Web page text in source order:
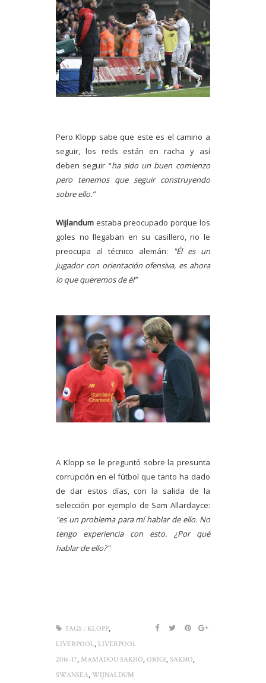
Pero Klopp sabe que este es el camino a
seguir, los reds están en racha y así
deben seguir “ha sido un buen comienzo
pero tenemos que seguir construyendo
sobre ello.”
Wijlandum estaba preocupado porque los
goles no llegaban en su casillero, no le
preocupa al técnico alemán:
"Él es un
jugador con orientación ofensiva, es ahora
lo que queremos de él”
A Klopp se le preguntó sobre la presunta
corrupción en el fútbol que tanto ha dado
de dar estos días, con la salida de la
selección por ejemplo de Sam Allardayce:
"es un problema para mí hablar de ello. No
tengo experiencia con esto. ¿Por qué
hablar de ello?"
TAGS : KLOPP,
LIVERPOOL, LIVERPOOL
2016-17, MAMADOU SAKHO, ORIGI, SAKHO,
SWANSEA, WIJNALDUM